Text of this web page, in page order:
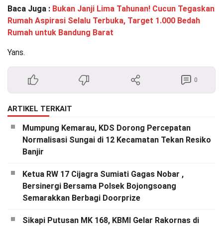
Baca Juga : Bukan Janji Lima Tahunan! Cucun Tegaskan
Rumah Aspirasi Selalu Terbuka, Target 1.000 Bedah
Rumah untuk Bandung Barat
Yans.
0
ARTIKEL TERKAIT
Mumpung Kemarau, KDS Dorong Percepatan
Normalisasi Sungai di 12 Kecamatan Tekan Resiko
Banjir
Ketua RW 17 Cijagra Sumiati Gagas Nobar ,
Bersinergi Bersama Polsek Bojongsoang
Semarakkan Berbagi Doorprize
Sikapi Putusan MK 168, KBMI Gelar Rakornas di